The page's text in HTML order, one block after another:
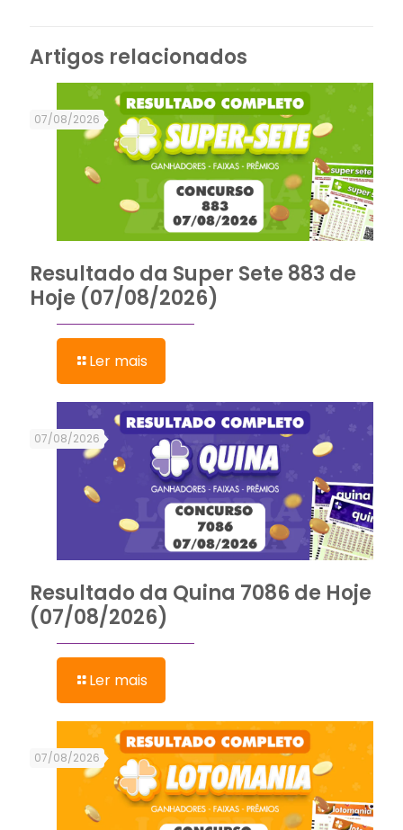
Artigos relacionados
07/08/2026
Resultado da Super Sete 883 de
Hoje (07/08/2026)
Ler mais
07/08/2026
Resultado da Quina 7086 de Hoje
(07/08/2026)
Ler mais
07/08/2026